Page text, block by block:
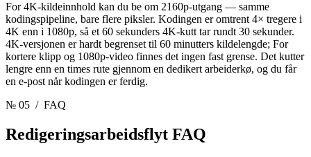
For 4K-kildeinnhold kan du be om 2160p-utgang — samme
kodingspipeline, bare flere piksler. Kodingen er omtrent 4× tregere i
4K enn i 1080p, så et 60 sekunders 4K-kutt tar rundt 30 sekunder.
4K-versjonen er hardt begrenset til 60 minutters kildelengde; For
kortere klipp og 1080p-video finnes det ingen fast grense. Det kutter
lengre enn en times rute gjennom en dedikert arbeiderkø, og du får
en e-post når kodingen er ferdig.
№ 05 / FAQ
Redigeringsarbeidsflyt FAQ